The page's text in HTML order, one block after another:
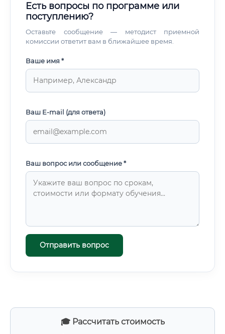
🎓 Рассчитать стоимость
ЖКХ и инфраструктуры Не исчезнет ли профессия из-за
искусственного интеллекта 🤖 Это вопрос, который
Есть вопросы по программе или
поступлению?
Оставьте сообщение — методист приемной
комиссии ответит вам в ближайшее время.
Ваше имя *
Ваш E-mail (для ответа)
Ваш вопрос или сообщение *
Отправить вопрос